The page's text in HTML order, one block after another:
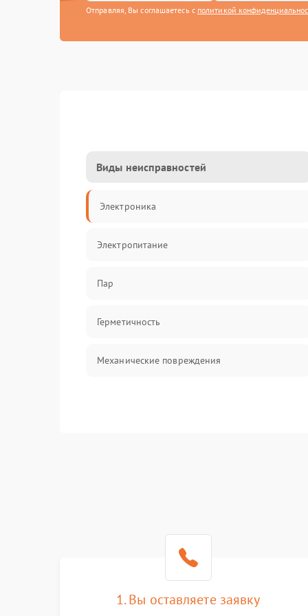
Отправляя, Вы соглашаетесь с политикой
Виды неисправностей
Электроника
Электропитание
Пар
Герметичность
Механические повреждения
1. Вы оставляете заявку